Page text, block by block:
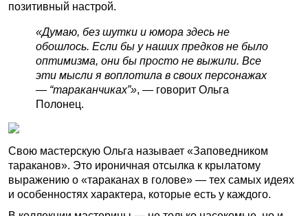
позитивный настрой.
«Думаю, без шутки и юмора здесь не
обошлось. Если бы у наших предков не было
оптимизма, они бы просто не выжили. Все
эти мысли я воплотила в своих персонажах
— “тараканчиках”», — говорит Ольга
Полонец.
Свою мастерскую Ольга называет «Заповедником
тараканов». Это ироничная отсылка к крылатому
выражению о «тараканах в голове» — тех самых идеях
и особенностях характера, которые есть у каждого.